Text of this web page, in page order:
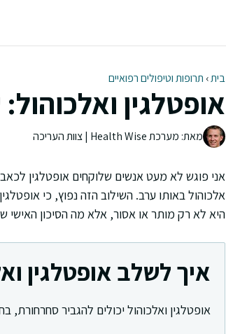
בית› תרופות וטיפולים רפואיים
אופטלגין
מאת: מערכת Health Wise | צוות העריכה
אני פוגש לא מעט אנשים שלוקחים אופטלגין
אלכוהול באותו ערב. השילוב הזה נפוץ, כי
היא לא רק מותר או אסור, אלא מה הסיכון האישי
איך לשלב אופטלגין
אופטלגין ואלכוהול יכולים להגביר סחרחורת,